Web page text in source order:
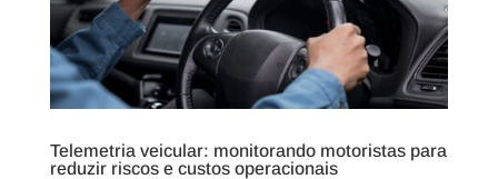
Telemetria veicular: monitorando motoristas para
reduzir riscos e custos operacionais